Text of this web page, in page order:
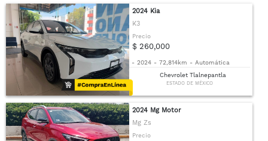
2024 Kia
K3
Precio
$ 260,000
- 2024 - 72,814km - Automática
Chevrolet Tlalnepantla
ESTADO DE MÉXICO
2024 Mg Motor
Mg Zs
Precio